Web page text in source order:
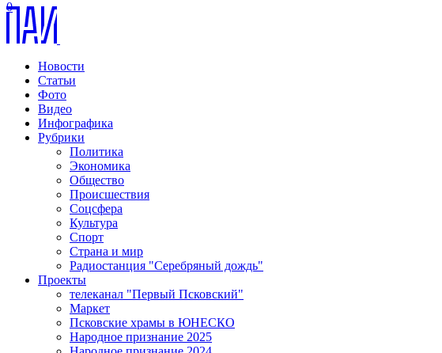
Новости
Статьи
Фото
Видео
Инфографика
Рубрики
Политика
Экономика
Общество
Происшествия
Соцсфера
Культура
Спорт
Страна и мир
Радиостанция "Серебряный дождь"
Проекты
телеканал "Первый Псковский"
Маркет
Псковские храмы в ЮНЕСКО
Народное признание 2025
0